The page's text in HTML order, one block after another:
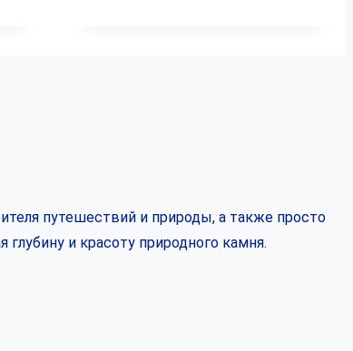
путешествий и природы, а также просто
и красоту природного камня.